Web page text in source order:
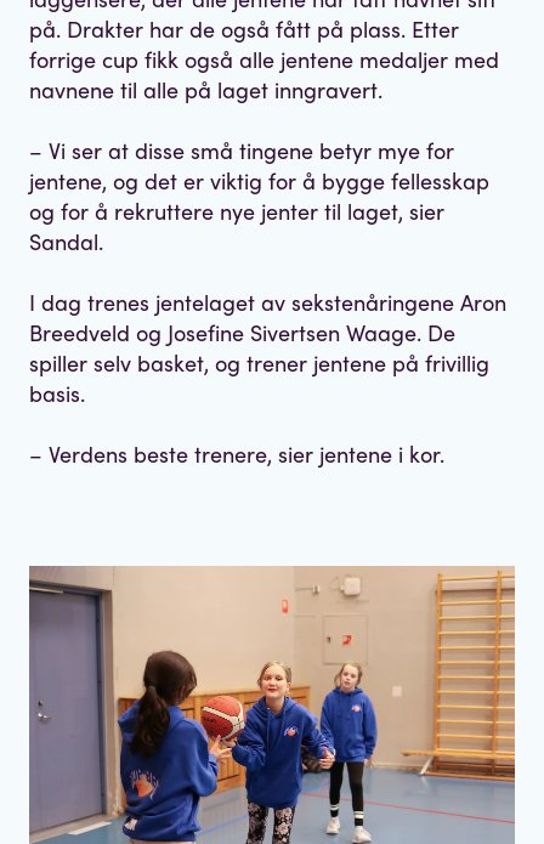
på. Drakter har de også fått på plass. Etter
forrige cup fikk også alle jentene medaljer med
navnene til alle på laget inngravert.
– Vi ser at disse små tingene betyr mye for
jentene, og det er viktig for å bygge fellesskap
og for å rekruttere nye jenter til laget, sier
Sandal.
I dag trenes jentelaget av sekstenåringene Aron
Breedveld og Josefine Sivertsen Waage. De
spiller selv basket, og trener jentene på frivillig
basis.
– Verdens beste trenere, sier jentene i kor.